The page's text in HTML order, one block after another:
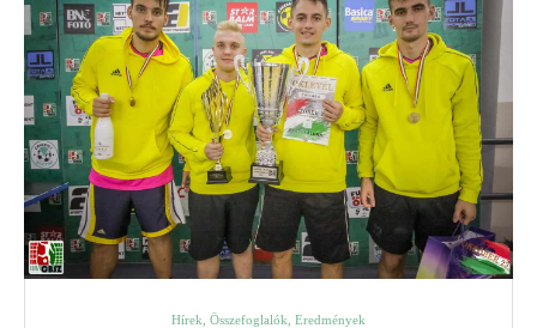
Hírek, Összefoglalók, Eredmények